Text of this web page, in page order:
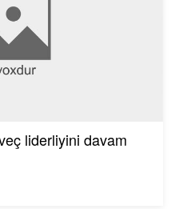
liderliyini davam